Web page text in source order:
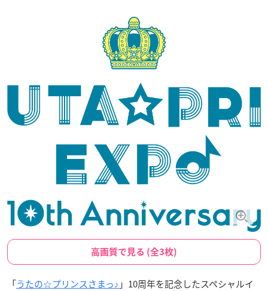
高画質で見る (全3枚)
「うたの☆プリンスさまっ♪ 」10周年を記念したスペシャルイ